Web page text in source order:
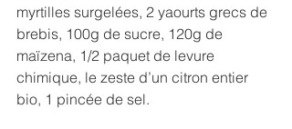
myrtilles surgelées, 2 yaourts grecs de
brebis, 100g de sucre, 120g de
maïzena, 1/2 paquet de levure
chimique, le zeste d’un citron entier
bio, 1 pincée de sel.